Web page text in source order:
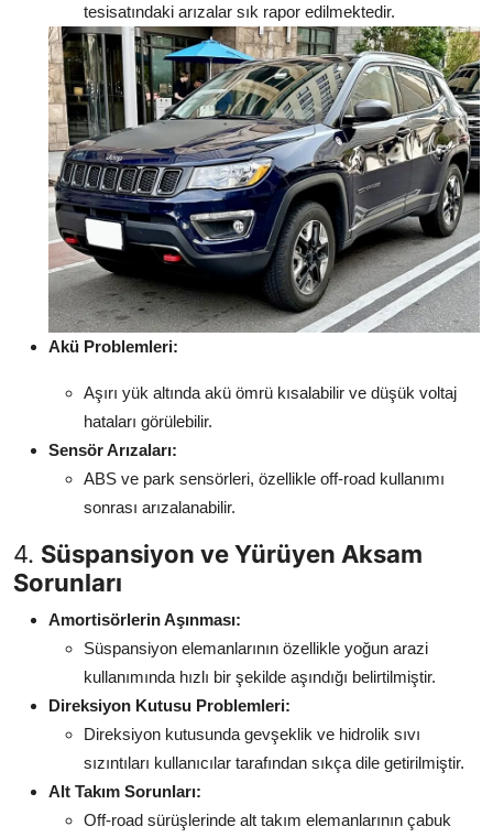
tesisatındaki arızalar sık rapor edilmektedir.
Akü Problemleri:
Aşırı yük altında akü ömrü kısalabilir ve düşük voltaj
hataları görülebilir.
Sensör Arızaları:
ABS ve park sensörleri, özellikle off-road kullanımı
sonrası arızalanabilir.
4. Süspansiyon ve Yürüyen Aksam
Sorunları
Amortisörlerin Aşınması:
Süspansiyon elemanlarının özellikle yoğun arazi
kullanımında hızlı bir şekilde aşındığı belirtilmiştir.
Direksiyon Kutusu Problemleri:
Direksiyon kutusunda gevşeklik ve hidrolik sıvı
sızıntıları kullanıcılar tarafından sıkça dile getirilmiştir.
Alt Takım Sorunları:
Off-road sürüşlerinde alt takım elemanlarının çabuk